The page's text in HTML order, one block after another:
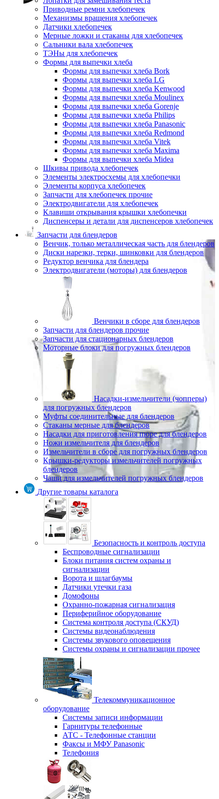
Приводные ремни хлебопечек
Механизмы вращения хлебопечек
Датчики хлебопечек
Мерные ложки и стаканы для хлебопечек
Сальники вала хлебопечек
ТЭНы для хлебопечек
Формы для выпечки хлеба
Формы для выпечки хлеба Bork
Формы для выпечки хлеба LG
Формы для выпечки хлеба Kenwood
Формы для выпечки хлеба Moulinex
Формы для выпечки хлеба Gorenje
Формы для выпечки хлеба Philips
Формы для выпечки хлеба Panasonic
Формы для выпечки хлеба Redmond
Формы для выпечки хлеба Vitek
Формы для выпечки хлеба Maxima
Формы для выпечки хлеба Midea
Шкивы привода хлебопечек
Элементы электросхемы для хлебопечки
Элементы корпуса хлебопечек
Запчасти для хлебопечек прочие
Электродвигатели для хлебопечек
Клавиши открывания крышки хлебопечки
Диспенсеры и детали для диспенсеров хлебопечек
Запчасти для блендеров
Венчик, только металлическая часть для блендеров
Диски нарезки, терки, шинковки для блендеров
Редуктор венчика для блендера
Электродвигатели (моторы) для блендеров
Венчики в сборе для блендеров
Запчасти для блендеров прочие
Запчасти для стационарных блендеров
Моторные блоки для погружных блендеров
Насадки-измельчители (чопперы)
для погружных блендеров
Муфты соединительные для блендеров
Стаканы мерные для блендеров
Насадки для приготовления пюре для блендеров
Ножи измельчителя для блендеров
Измельчители в сборе для погружных блендеров
Крышки-редукторы измельчителей погружных
блендеров
Чаши для измельчителей погружных блендеров
Другие товары каталога
Безопасность и контроль доступа
Беспроводные сигнализации
Блоки питания систем охраны и
сигнализации
Ворота и шлагбаумы
Датчики утечки газа
Домофоны
Охранно-пожарная сигнализация
Периферийное оборудование
Система контроля доступа (СКУД)
Системы видеонаблюдения
Системы звукового оповещения
Системы охраны и сигнализации прочее
Телекоммуникационное
оборудование
Системы записи информации
Гарнитуры телефонные
АТС - Телефонные станции
Факсы и МФУ Panasonic
Телефония